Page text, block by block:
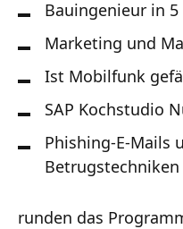
Bauingenieur in
Marketing und
Ist Mobilfunk
SAP Kochstudio
Phishing-E-Mails
runden das